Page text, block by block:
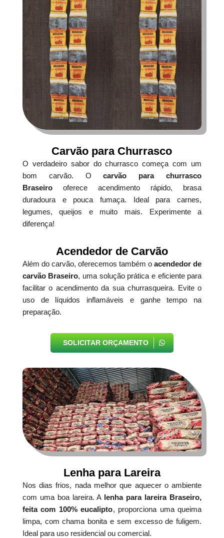
Carvão para Churrasco
O verdadeiro sabor do churrasco começa com um
bom carvão. Ocarvão para churrasco
Braseirooferece acendimento rápido, brasa
duradoura e pouca fumaça. Ideal para carnes,
legumes, queijos e muito mais. Experimente a
diferença!
Acendedor de Carvão
Além do carvão, oferecemos também oacendedor de
carvão Braseiro, uma solução prática e eficiente para
facilitar o acendimento da sua churrasqueira. Evite o
uso de líquidos inflamáveis e ganhe tempo na
preparação.
SOLICITAR ORÇAMENTO
Lenha para Lareira
Nos dias frios, nada melhor que aquecer o ambiente
com uma boa lareira. A lenha para lareira Braseiro,
feita com 100% eucalipto, proporciona uma queima
limpa, com chama bonita e sem excesso de fuligem.
Ideal para uso residencial ou comercial.